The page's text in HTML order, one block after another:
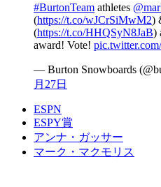
#BurtonTeam athletes
(https://t.co/wJCrSiMwM2)
(https://t.co/HHQSyN8JaB)
award! Vote!
— Burton Snowboards
月27日
ESPN
ESPY賞
アンナ・ガッサー
マーク・マクモリス